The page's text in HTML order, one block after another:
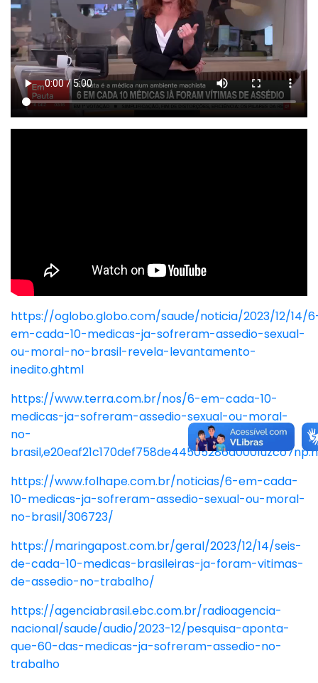
https://oglobo.globo.com/saude/noticia/2023/12/14/
em-cada-10-medicas-ja-sofreram-assedio-sexual-
ou-moral-no-brasil-revela-levantamento-
inedito.ghtml
https://www.terra.com.br/nos/6-em-cada-10-
medicas-ja-sofreram-assedio-sexual-ou-moral-
no-
https://www.folhape.com.br/noticias/6-em-cada-
10-medicas-ja-sofreram-assedio-sexual-ou-moral-
no-brasil/306723/
https://maringapost.com.br/geral/2023/12/14/seis-
de-cada-10-medicas-brasileiras-ja-foram-vitimas-
de-assedio-no-trabalho/
https://agenciabrasil.ebc.com.br/radioagencia-
nacional/saude/audio/2023-12/pesquisa-aponta-
que-60-das-medicas-ja-sofreram-assedio-no-
trabalho